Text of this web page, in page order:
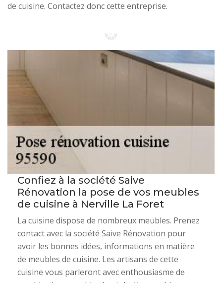
de cuisine. Contactez donc cette entreprise.
Confiez à la société Saive
Rénovation la pose de vos meubles
de cuisine à Nerville La Foret
La cuisine dispose de nombreux meubles. Prenez
contact avec la société Saive Rénovation pour
avoir les bonnes idées, informations en matière
de meubles de cuisine. Les artisans de cette
cuisine vous parleront avec enthousiasme de